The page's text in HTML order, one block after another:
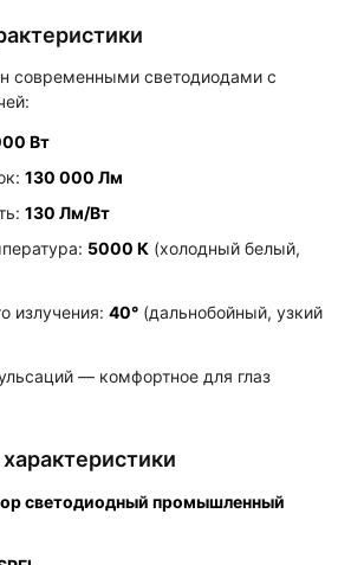
современными светодиодами с
Вт
130 000 Лм
130 Лм/Вт
5000 К (холодный белый,
излучения: 40° (дальнобойный, узкий
— комфортное для глаз
светодиодный промышленный